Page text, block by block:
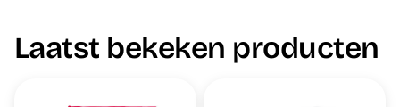
Laatst bekeken producten